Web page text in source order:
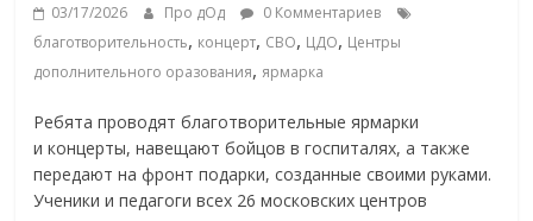
03/17/2026 Про дОд
0 Комментариев
благотворительность, концерт, СВО, ЦДО, Центры
дополнительного оразования, ярмарка
Ребята проводят благотворительные ярмарки
и концерты, навещают бойцов в госпиталях, а также
передают на фронт подарки, созданные своими руками.
Ученики и педагоги всех 26 московских центров